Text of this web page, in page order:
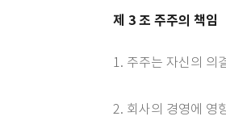
제 3 조 주주의 책임
1. 주주는 자신의 의
2. 회사의 경영에 영